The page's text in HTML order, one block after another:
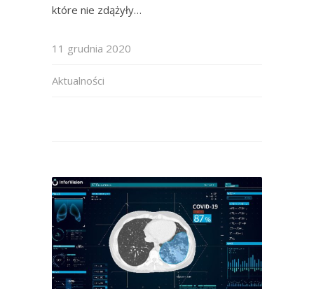
które nie zdążyły…
11 grudnia 2020
Aktualności